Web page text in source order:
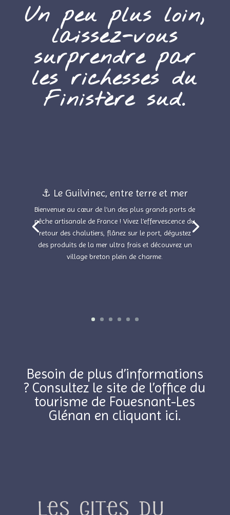
Un peu plus loin,
laissez-vous
surprendre par
les richesses du
Finistère sud.
⚓ Le Guilvinec, entre terre et mer
Bienvenue au cœur de l’un des plus grands ports de
pêche artisanale de France ! Vivez l’effervescence du
retour des chalutiers, flânez sur le port, dégustez
des produits de la mer ultra frais et découvrez un
village breton plein de charme.
Besoin de plus d’informations
? Consultez le site de l’office du
tourisme de Fouesnant-Les
Glénan en cliquant ici.